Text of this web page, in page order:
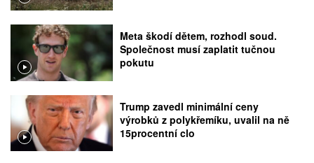
Meta škodí dětem, rozhodl soud.
Společnost musí zaplatit tučnou
pokutu
Trump zavedl minimální ceny
výrobků z polykřemíku, uvalil na ně
15procentní clo